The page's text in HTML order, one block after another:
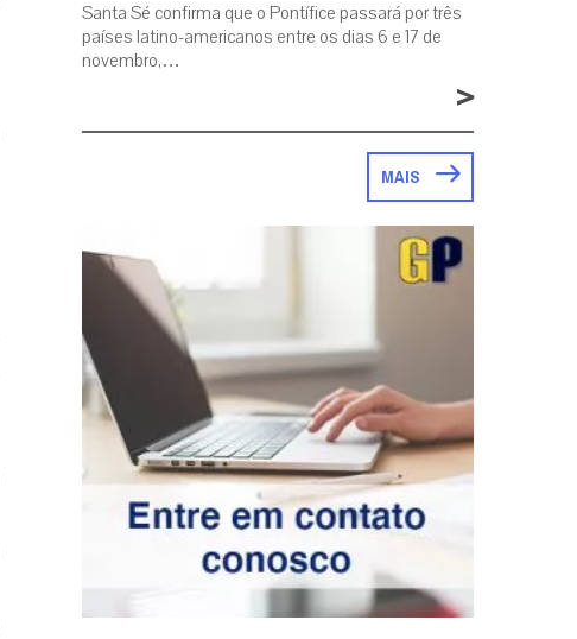
Santa Sé confirma que o Pontífice passará por três
países latino-americanos entre os dias 6 e 17 de
novembro,…
>
MAIS